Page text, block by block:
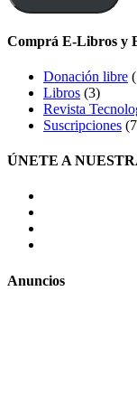
Comprá E-Libros y
Donación libre
Libros (3)
Revista
Suscripciones
ÚNETE A
Anuncios